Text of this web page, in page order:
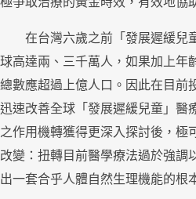
在台灣六歲之前「發展遲緩兒
球高達兩、三千萬人，如果加上年
總數應超過上億人口。因此在目前
迅速改善全球「發展遲緩兒童」醫
之作用機轉獲得更深入探討後，極
改變：扭轉目前醫學療法過於強調
出一套合乎人體自然生理機能的根